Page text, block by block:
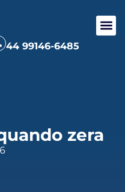
44 99146-6485
zera